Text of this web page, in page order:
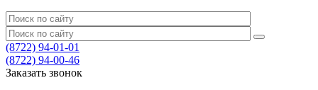
(8722) 94-01-01
(8722) 94-00-46
Заказать звонок